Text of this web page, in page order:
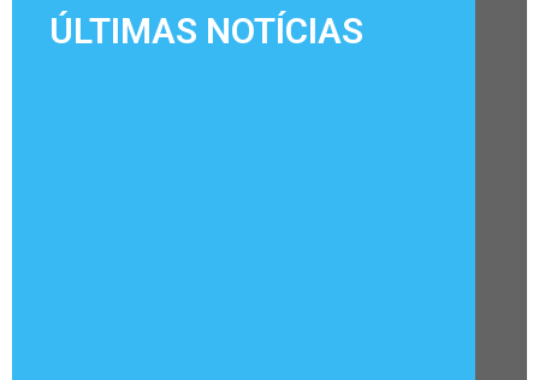
ÚLTIMAS NOTÍCIAS